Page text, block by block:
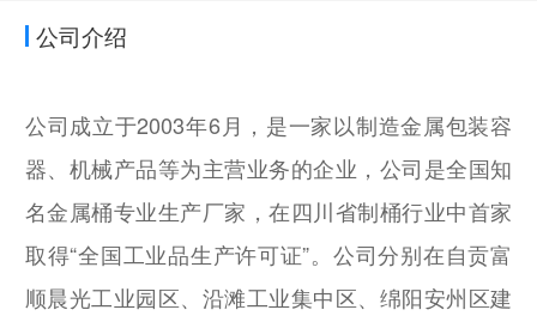
公司介绍
公司成立于2003年6月，是一家以制造金属包装容
器、机械产品等为主营业务的企业，公司是全国知
名金属桶专业生产厂家，在四川省制桶行业中首家
取得“全国工业品生产许可证”。公司分别在自贡富
顺晨光工业园区、沿滩工业集中区、绵阳安州区建